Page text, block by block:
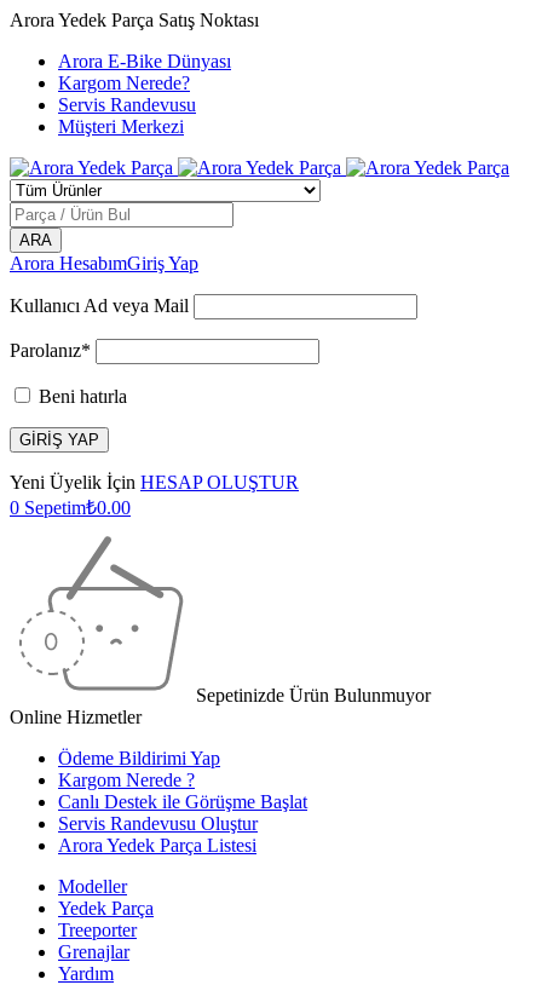
Arora Yedek Parça Satış Noktası
Arora E-Bike Dünyası
Kargom Nerede?
Servis Randevusu
Müşteri Merkezi
Arora HesabımGiriş Yap
Kullanıcı Ad veya Mail
Parolanız*
Beni hatırla
Yeni Üyelik İçin HESAP OLUŞTUR
0 Sepetim₺0.00
Sepetinizde Ürün Bulunmuyor
Online Hizmetler
Ödeme Bildirimi Yap
Kargom Nerede ?
Canlı Destek ile Görüşme Başlat
Servis Randevusu Oluştur
Arora Yedek Parça Listesi
Modeller
Yedek Parça
Treeporter
Grenajlar
Yardım